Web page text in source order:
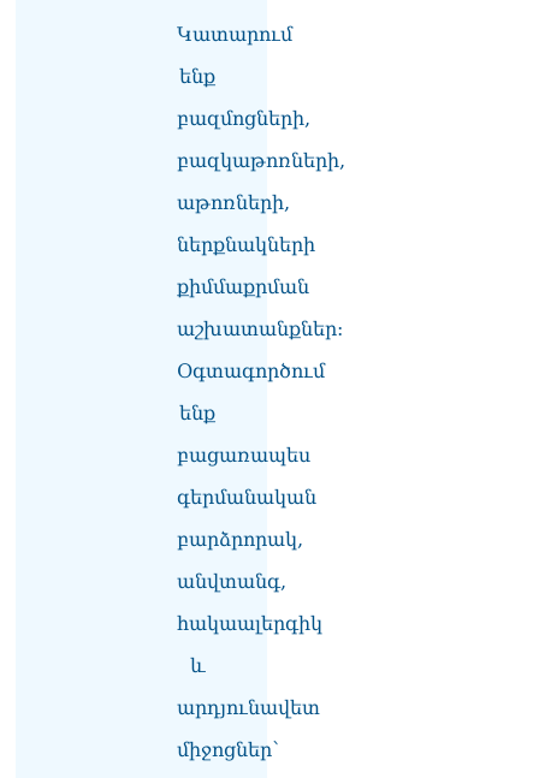
Կատարում
ենք
բազմոցների,
բազկաթոռների,
աթոռների,
ներքնակների
քիմմաքրման
աշխատանքներ:
Օգտագործում
ենք
բացառապես
գերմանական
բարձրորակ,
անվտանգ,
հակաալերգիկ
և
արդյունավետ
միջոցներ՝
կստանա արտերկրում
06.08.2026
Ուղիղ միացում․ Ազգային
աշխատանքը
Փաշինյանը
վերանայել աշխատանքի
բարձրացնել
06.08.2026
Ռուսաստանից Հայաստան
կուղարկեն ցորենի նոր
06.08.2026
Ուղիղ միացում․ ՀՀ
06.08.2026